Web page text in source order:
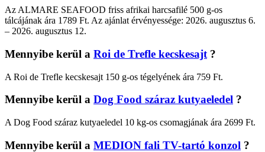
Az ALMARE SEAFOOD friss afrikai harcsafilé 500 g-os
tálcájának ára 1789 Ft. Az ajánlat érvényessége: 2026. augusztus 6.
– 2026. augusztus 12.
Mennyibe kerül a Roi de Trefle kecskesajt ?
A Roi de Trefle kecskesajt 150 g-os tégelyének ára 759 Ft.
Mennyibe kerül a Dog Food száraz kutyaeledel ?
A Dog Food száraz kutyaeledel 10 kg-os csomagjának ára 2699 Ft.
Mennyibe kerül a MEDION fali TV-tartó konzol ?